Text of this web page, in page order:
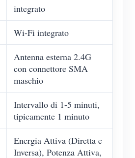
integrato
Wi-Fi integrato
Antenna esterna 2.4G
con connettore SMA
maschio
Intervallo di 1-5 minuti,
tipicamente 1 minuto
Energia Attiva (Diretta e
Inversa), Potenza Attiva,